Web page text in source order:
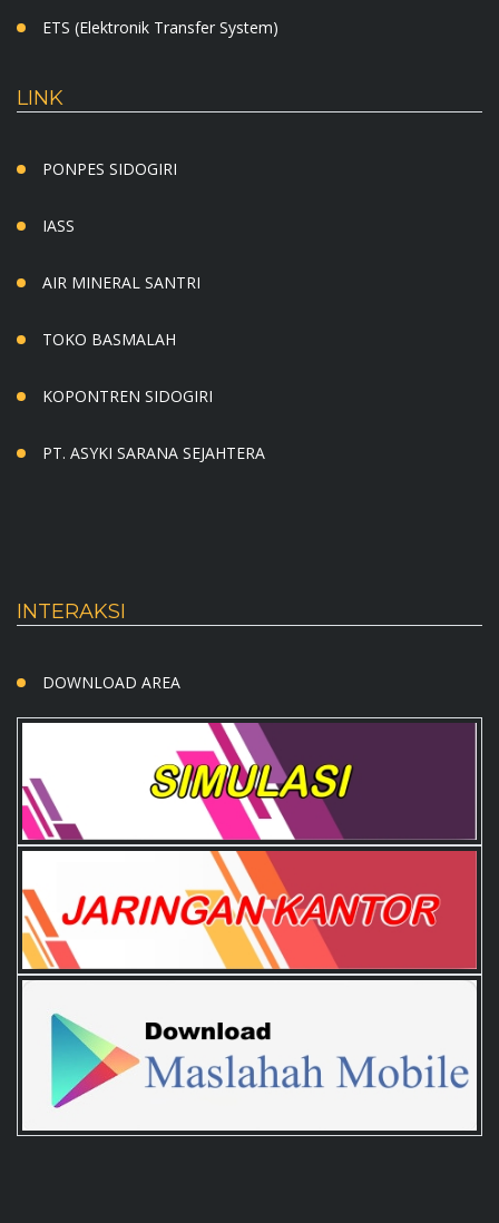
ETS (Elektronik Transfer System)
LINK
PONPES SIDOGIRI
IASS
AIR MINERAL SANTRI
TOKO BASMALAH
KOPONTREN SIDOGIRI
PT. ASYKI SARANA SEJAHTERA
INTERAKSI
DOWNLOAD AREA